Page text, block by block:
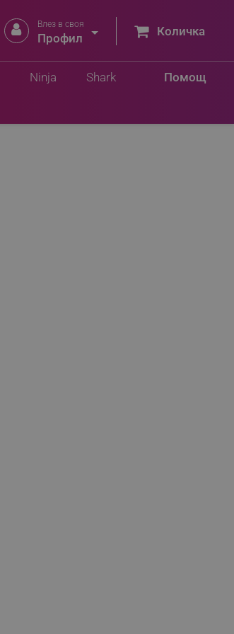
 Влез в своя
Профил  Количка
Помощ
Ninja Shark